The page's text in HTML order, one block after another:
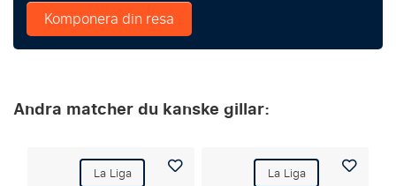
Komponera din resa
Andra matcher du kanske gillar:
La Liga La Liga